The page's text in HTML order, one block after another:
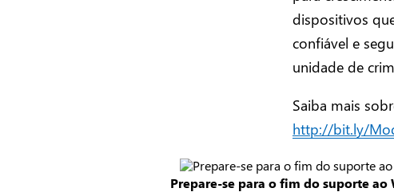
dispositivos
confiável e
unidade de
Saiba mais
http://bit.ly/
Prepare-se para o fim do suporte ao